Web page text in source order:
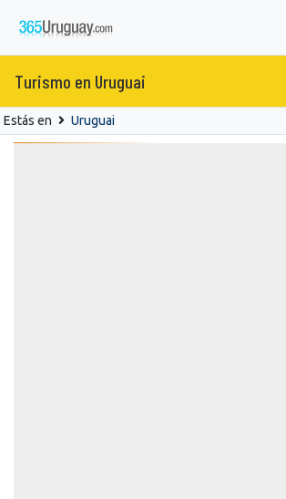
Turismo en Uruguai
Estás en Uruguai